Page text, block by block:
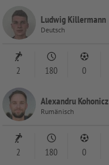
Ludwig Killermann
Deutsch
2 180 0
Alexandru Kohonicz
Rumänisch
2 180 0